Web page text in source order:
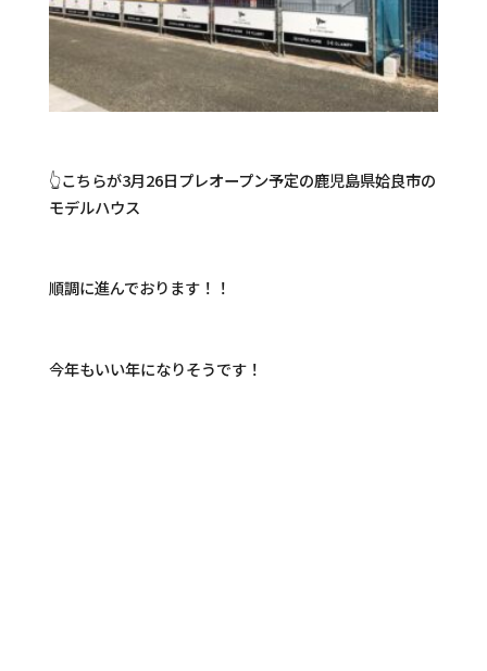
👆こちらが3月26日プレオープン予定の鹿児島県姶良市の
モデルハウス
順調に進んでおります！！
今年もいい年になりそうです！